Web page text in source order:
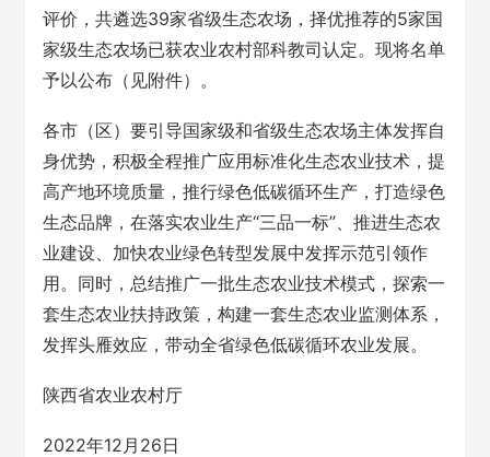
评价，共遴选39家省级生态农场，择优推荐的5家国
家级生态农场已获农业农村部科教司认定。现将名单
予以公布（见附件）。
各市（区）要引导国家级和省级生态农场主体发挥自
身优势，积极全程推广应用标准化生态农业技术，提
高产地环境质量，推行绿色低碳循环生产，打造绿色
生态品牌，在落实农业生产“三品一标”、推进生态农
业建设、加快农业绿色转型发展中发挥示范引领作
用。同时，总结推广一批生态农业技术模式，探索一
套生态农业扶持政策，构建一套生态农业监测体系，
发挥头雁效应，带动全省绿色低碳循环农业发展。
陕西省农业农村厅
2022年12月26日